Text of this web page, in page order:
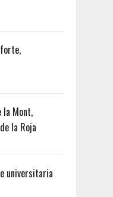
la Mont,
la Roja
universitaria